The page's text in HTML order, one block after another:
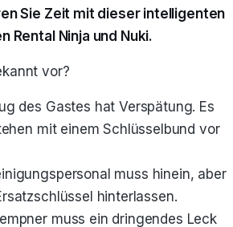
Sie Zeit mit dieser intelligenten
Rental Ninja und Nuki.
vor?
des Gastes hat Verspätung. Es
mit einem Schlüsselbund vor
muss hinein, aber
hinterlassen.
muss ein dringendes Leck